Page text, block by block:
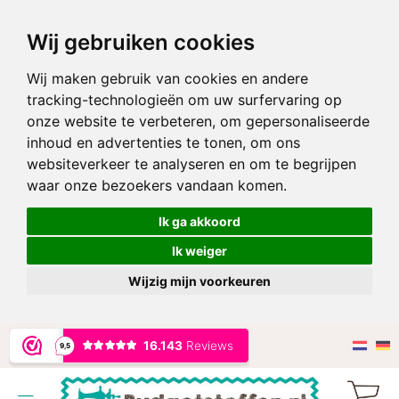
Wij gebruiken cookies
Wij maken gebruik van cookies en andere
tracking-technologieën om uw surfervaring op
onze website te verbeteren, om gepersonaliseerde
inhoud en advertenties te tonen, om ons
websiteverkeer te analyseren en om te begrijpen
waar onze bezoekers vandaan komen.
Ik ga akkoord
Ik weiger
Wijzig mijn voorkeuren
naar